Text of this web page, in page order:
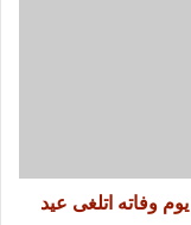
وفاته اتلغى عيد